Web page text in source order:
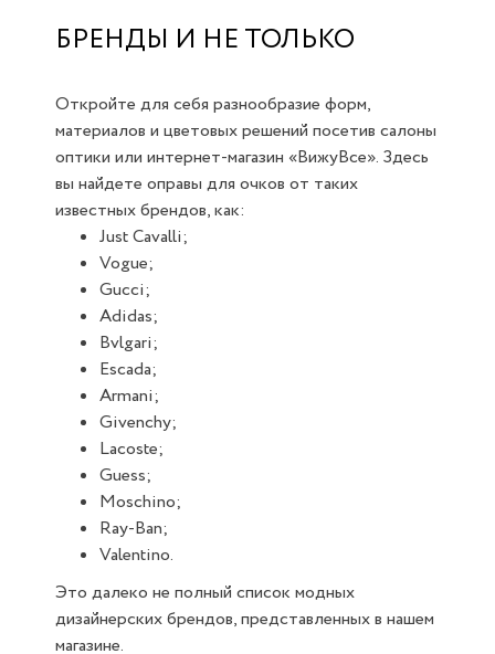
БРЕНДЫ И НЕ ТОЛЬКО
Откройте для себя разнообразие форм,
материалов и цветовых решений посетив салоны
оптики или интернет-магазин «ВижуВсе». Здесь
вы найдете оправы для очков от таких
известных брендов, как:
Just Cavalli;
Vogue;
Gucci;
Adidas;
Bvlgari;
Escada;
Armani;
Givenchy;
Lacoste;
Guess;
Moschino;
Ray-Ban;
Valentino.
Это далеко не полный список модных
дизайнерских брендов, представленных в нашем
магазине.